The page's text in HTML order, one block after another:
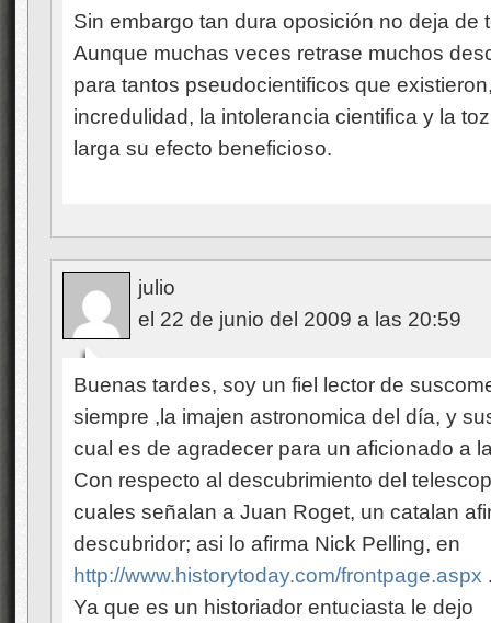
Sin embargo tan dura oposición no deja de
Aunque muchas veces retrase muchos
para tantos pseudocientificos que
incredulidad, la intolerancia cientifica y la
larga su efecto beneficioso.
julio
el 22 de junio del 2009 a las 20:59
Buenas tardes, soy un fiel lector de
siempre ,la imajen astronomica del día, y
cual es de agradecer para un aficionado a
Con respecto al descubrimiento del
cuales señalan a Juan Roget, un catalan
descubridor; asi lo afirma Nick Pelling, en
http://www.historytoday.com/frontpage.aspx
Ya que es un historiador entuciasta le dejo